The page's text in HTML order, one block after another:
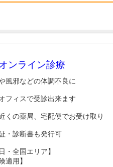
ンライン診療
風邪などの体調不良に
フィスで受診出来ます
くの薬局、宅配便でお受け取り
・診断書も発行可
・全国エリア】
適用】